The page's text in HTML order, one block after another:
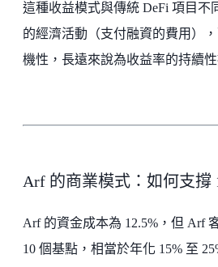
這種收益模式與傳統 DeFi 項目不
的經濟活動（支付融資的費用）
機性，長遠來說為收益率的持續
Arf 的商業模式：如何支撐
Arf 的資金成本為 12.5%，但 Arf
10 個基點，相當於年化 15% 至